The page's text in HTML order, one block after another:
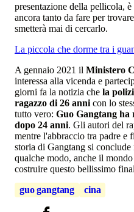
presentazione della pellicola,
ancora tanto da fare per
smetterà mai di cercarlo.
La piccola che dorme tra i
A gennaio 2021 il Ministero
interessa alla vicenda e
giorni fa la notizia che la
ragazzo di 26 annicon lo
tutto vero: Guo Gangtang
dopo 24 anni. Gli autori del
mentre l'abbraccio tra padre
storia di Gangtang si
qualche modo, anche il
costruire questo bellissimo
guo gangtang
cina